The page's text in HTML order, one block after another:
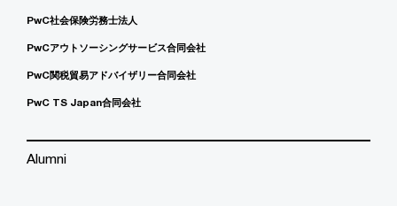
PwC社会保険労務士法人
PwCアウトソーシングサービス合同会社
PwC関税貿易アドバイザリー合同会社
PwC TS Japan合同会社
Alumni